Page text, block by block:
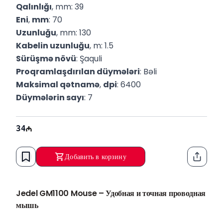
Qalınlığı, mm: 39
Eni, mm: 70
Uzunluğu, mm: 130
Kabelin uzunluğu, m: 1.5
Sürüşmə növü: Şaquli
Proqramlaşdırılan düymələri: Bəli
Maksimal qətnamə, dpi: 6400
Düymələrin sayı: 7
34
Добавить в корзину
Jedel GM1100 Mouse – Удобная и точная проводная
мышь